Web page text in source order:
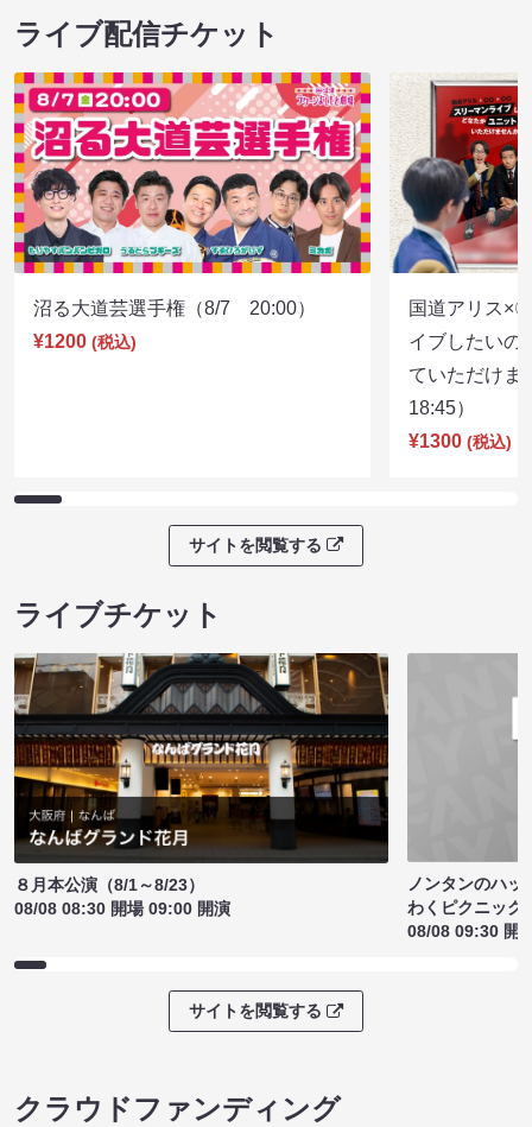
ライブ配信チケット
沼る大道芸選手権（8/7 20:00）
¥1200 (税込)
国道アリス×
イブしたいの
ていただけ
18:45）
¥1300 (税込)
サイトを閲覧する
ライブチケット
８月本公演（8/1～8/23）
08/08 08:30 開場 09:00 開演
ノンタンのハッ
わくピクニック
08/08 09:30 開
サイトを閲覧する
クラウドファンディング